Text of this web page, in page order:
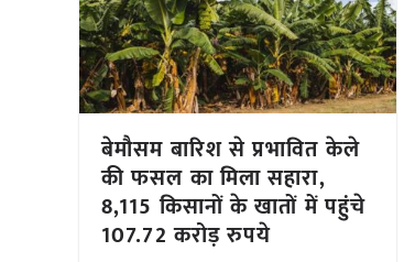
बेमौसम बारिश से प्रभावित केले
की फसल का मिला सहारा,
8,115 किसानों के खातों में पहुंचे
107.72 करोड़ रुपये